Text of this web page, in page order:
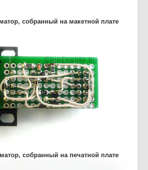
собранный на макетной плате
собранный на печатной плате